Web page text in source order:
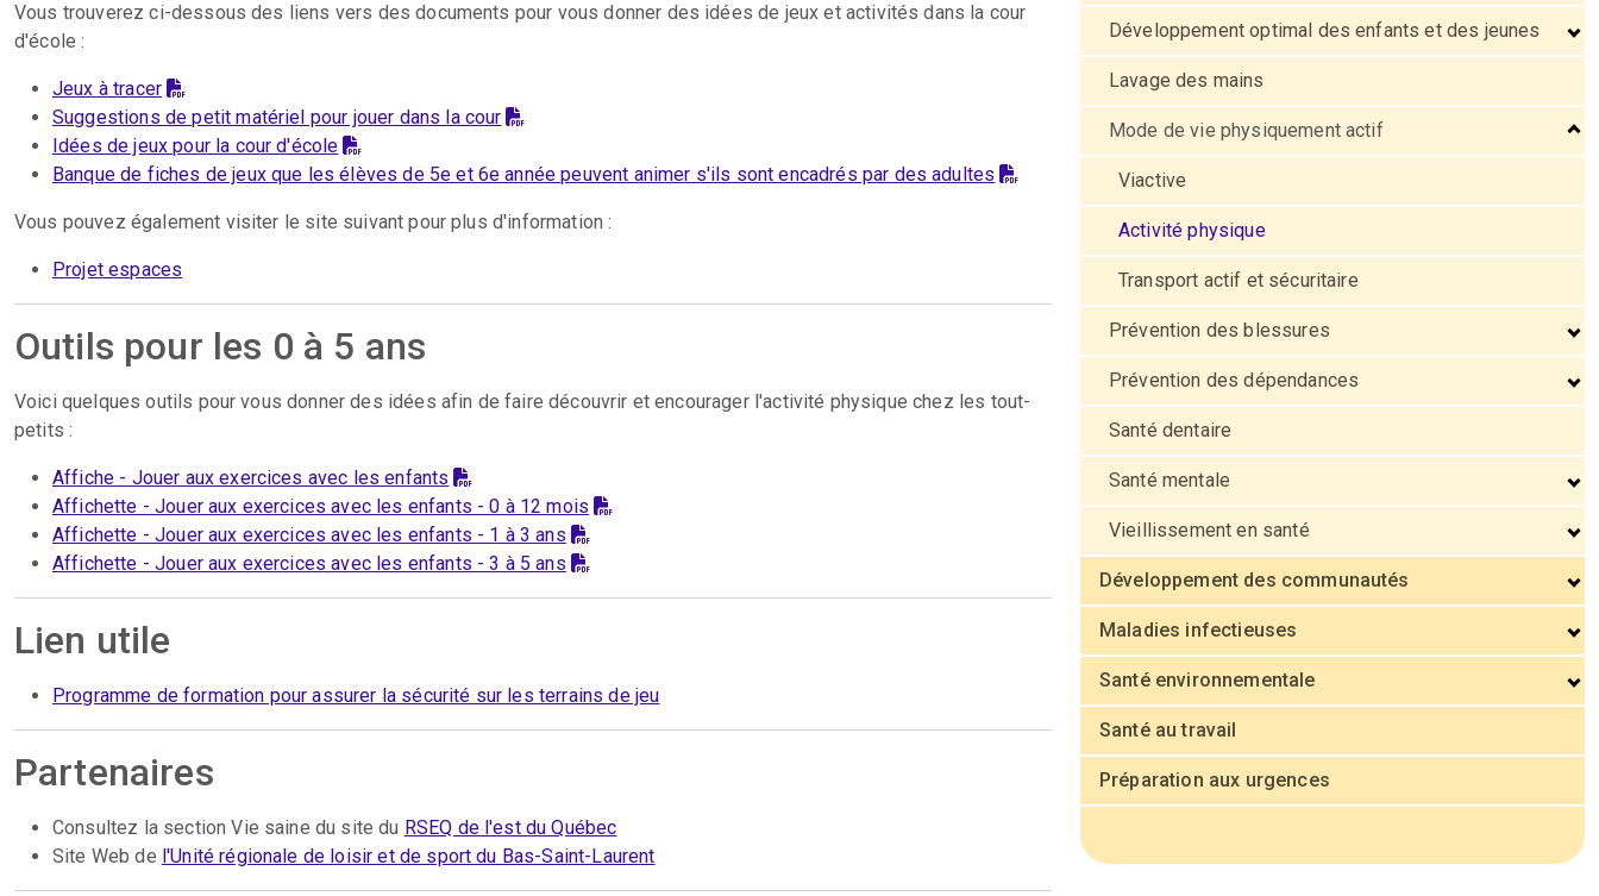
Vous trouverez ci-dessous des liens vers des documents pour vous donner des idées de jeux et activités dans la cour
d'école :
Jeux à tracer
Suggestions de petit matériel pour jouer dans la cour
Idées de jeux pour la cour d'école
Banque de fiches de jeux que les élèves de 5e et 6e année peuvent animer s'ils sont encadrés par des adultes
Vous pouvez également visiter le site suivant pour plus d'information :
Projet espaces
Outils pour les 0 à 5 ans
Voici quelques outils pour vous donner des idées afin de faire découvrir et encourager l'activité physique chez les tout-
petits :
Affiche - Jouer aux exercices avec les enfants
Affichette - Jouer aux exercices avec les enfants - 0 à 12 mois
Affichette - Jouer aux exercices avec les enfants - 1 à 3 ans
Affichette - Jouer aux exercices avec les enfants - 3 à 5 ans
Lien utile
Programme de formation pour assurer la sécurité sur les terrains de jeu
Partenaires
Consultez la section Vie saine du site du RSEQ de l'est du Québec
Site Web de l'Unité régionale de loisir et de sport du Bas-Saint-Laurent
Développement optimal des enfants et des jeunes
Lavage des mains
Mode de vie physiquement actif
Viactive
Activité physique
Transport actif et sécuritaire
Prévention des blessures
Prévention des dépendances
Santé dentaire
Santé mentale
Vieillissement en santé
Développement des communautés
Maladies infectieuses
Santé environnementale
Santé au travail
Préparation aux urgences